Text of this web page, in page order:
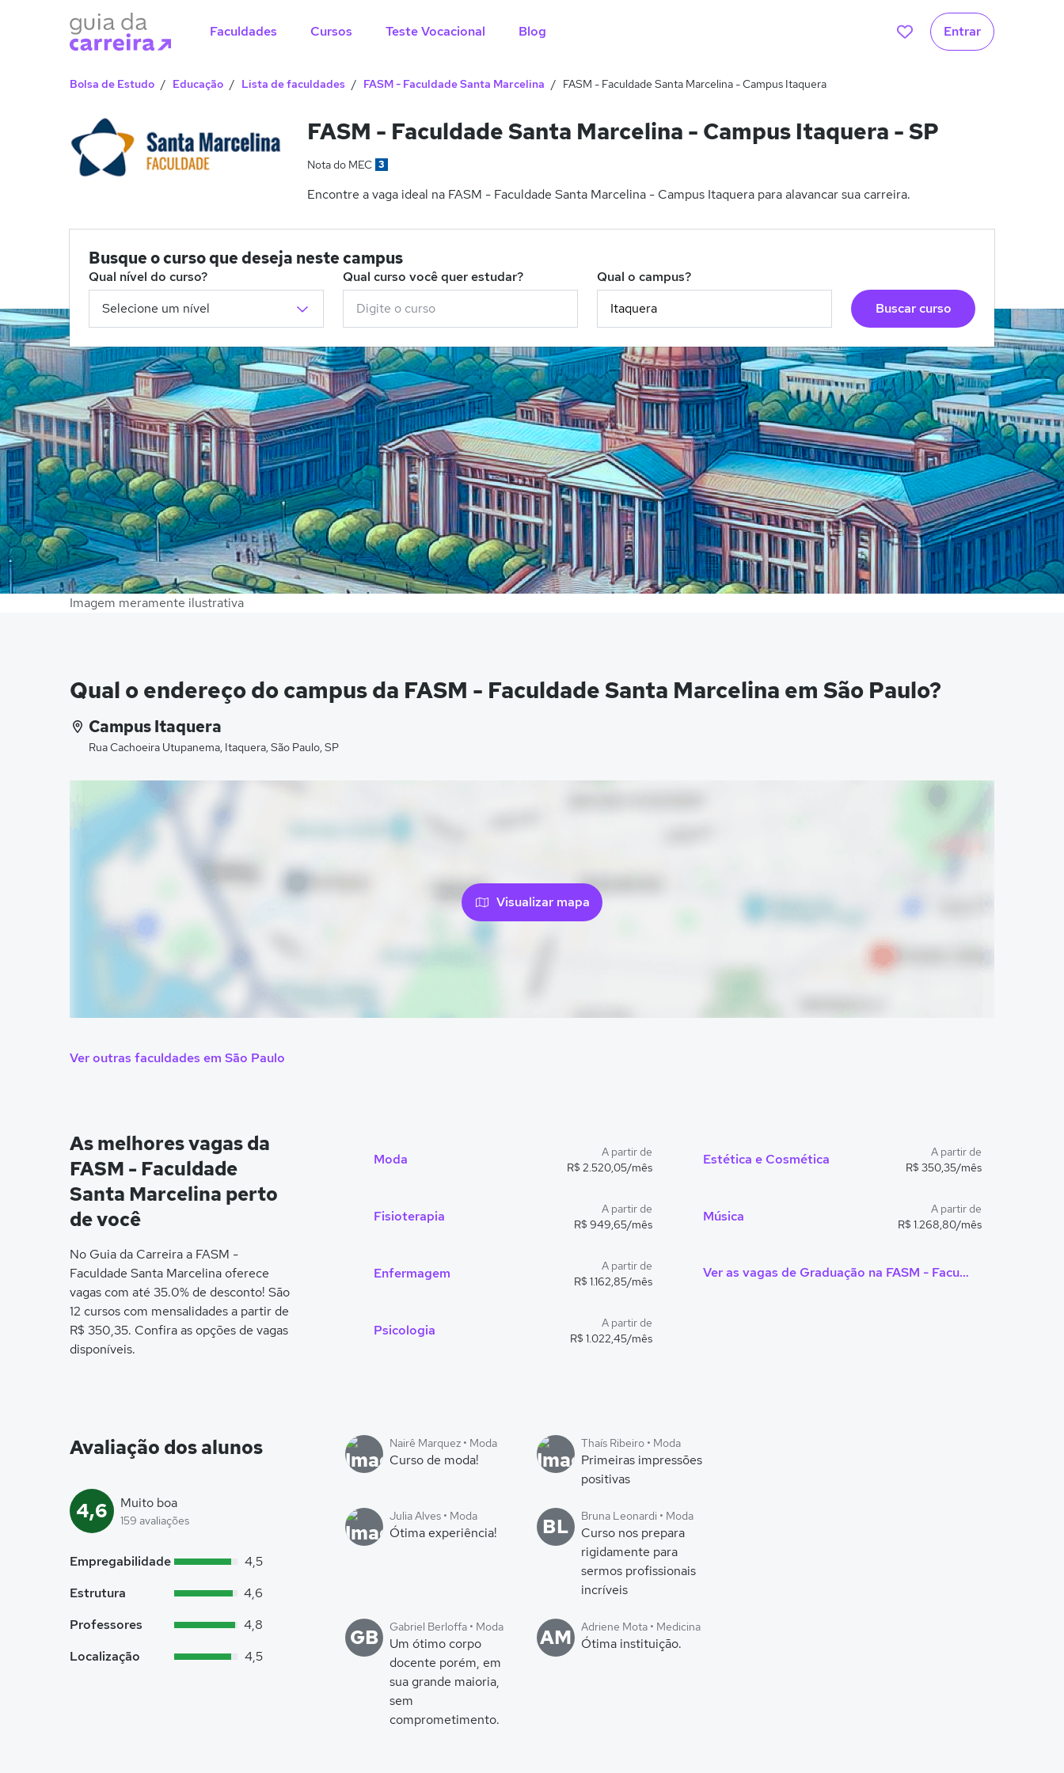
Faculdades Cursos Teste Vocacional Blog Entrar
Bolsa de Estudo Educação Lista de faculdades FASM - Faculdade Santa Marcelina FASM - Faculdade Santa Marcelina - Campus Itaquera
FASM - Faculdade Santa Marcelina - Campus Itaquera - SP
Nota do MEC 3
Encontre a vaga ideal na FASM - Faculdade Santa Marcelina - Campus Itaquera para alavancar sua carreira.
Busque o curso que deseja neste campus
Qual nível do curso? Qual curso você quer estudar?
Qual o campus?
Buscar curso
Imagem meramente ilustrativa
Qual o endereço do campus da FASM - Faculdade Santa Marcelina em São Paulo?
Campus Itaquera
Rua Cachoeira Utupanema, Itaquera, São Paulo, SP
Visualizar mapa
Ver outras faculdades em São Paulo
As melhores vagas da
FASM - Faculdade
Santa Marcelina perto
de você
No Guia da Carreira a FASM -
Faculdade Santa Marcelina oferece
vagas com até 35.0% de desconto! São
12 cursos com mensalidades a partir de
R$ 350,35. Confira as opções de vagas
disponíveis.
Moda
A partir de
R$ 2.520,05/mês
Fisioterapia
A partir de
R$ 949,65/mês
Enfermagem
A partir de
R$ 1.162,85/mês
Psicologia
A partir de
R$ 1.022,45/mês
Estética e Cosmética
A partir de
R$ 350,35/mês
Música
A partir de
R$ 1.268,80/mês
Ver as vagas de Graduação na FASM - Faculdade Santa Marcelina
Avaliação dos alunos
4,6 Muito boa
159 avaliações
Empregabilidade
4,5
Estrutura
4,6
Professores
4,8
Localização
4,5
Nairê Marquez • Moda
Curso de moda!
Thaís Ribeiro • Moda
Primeiras impressões
positivas
Julia Alves • Moda
Ótima experiência! BL Bruna Leonardi • Moda
Curso nos prepara
rigidamente para
sermos profissionais
incríveis
GB Gabriel Berloffa • Moda
Um ótimo corpo
docente porém, em
sua grande maioria,
sem
comprometimento.
AM Adriene Mota • Medicina
Ótima instituição.